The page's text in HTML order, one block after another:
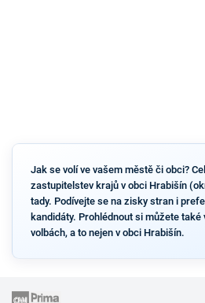
Jak se volí ve vašem městě či obci?
zastupitelstev krajů v obci Hrabišín
tady. Podívejte se na zisky stran i
kandidáty. Prohlédnout si můžete také
volbách, a to nejen v obci Hrabišín.